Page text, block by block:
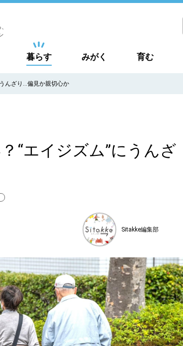
暮らす みがく 育む
んざり…偏見か親切心か
“エイジズム”にうんざ
Sitakke編集部